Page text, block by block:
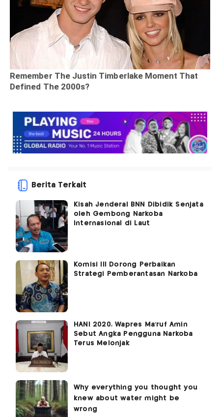
Berita Terkait
Kisah Jenderal BNN Dibidik Senjata
oleh Gembong Narkoba
Internasional di Laut
Komisi III Dorong Perbaikan
Strategi Pemberantasan Narkoba
HANI 2020, Wapres Ma'ruf Amin
Sebut Angka Pengguna Narkoba
Terus Melonjak